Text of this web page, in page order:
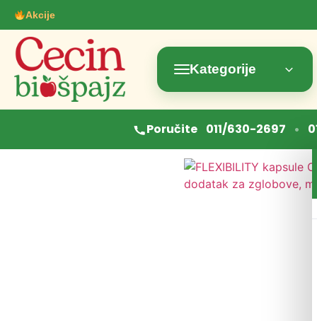
Akcije
Kategorije
Poručite 011/630-2697 •